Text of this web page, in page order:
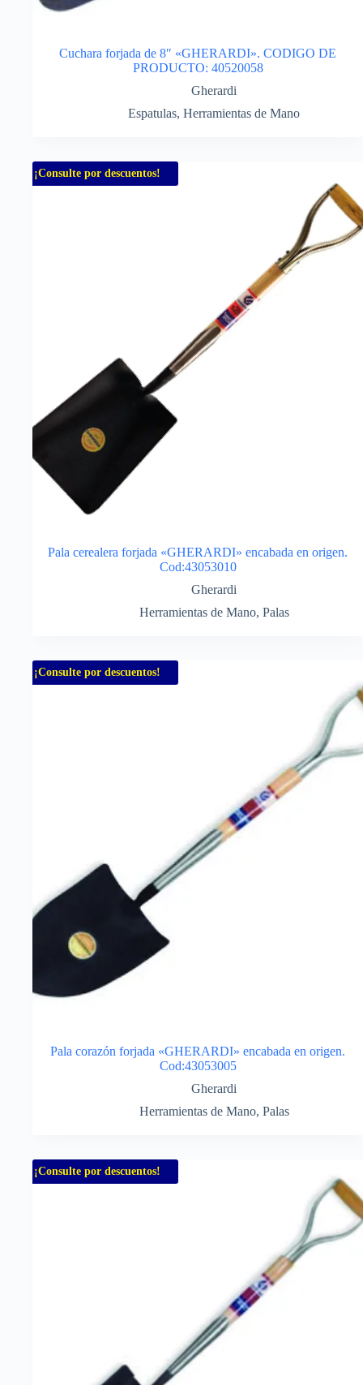
Cuchara forjada de 8″ «GHERARDI». CODIGO DE
PRODUCTO: 40520058
Gherardi
Espatulas, Herramientas de Mano
¡Consulte por descuentos!
Pala cerealera forjada «GHERARDI» encabada en origen.
Cod:43053010
Gherardi
Herramientas de Mano, Palas
¡Consulte por descuentos!
Pala corazón forjada «GHERARDI» encabada en origen.
Cod:43053005
Gherardi
Herramientas de Mano, Palas
¡Consulte por descuentos!